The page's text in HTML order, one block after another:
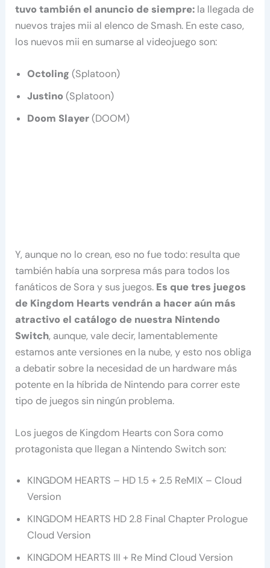
tuvo también el anuncio de siempre: la llegada de
nuevos trajes mii al elenco de Smash. En este caso,
los nuevos mii en sumarse al videojuego son:
Octoling(Splatoon)
Justino(Splatoon)
Doom Slayer(DOOM)
Y, aunque no lo crean, eso no fue todo: resulta que
también había una sorpresa más para todos los
fanáticos de Sora y sus juegos. Es que tres juegos
de Kingdom Hearts vendrán a hacer aún más
atractivo el catálogo de nuestra Nintendo
Switch, aunque, vale decir, lamentablemente
estamos ante versiones en la nube, y esto nos obliga
a debatir sobre la necesidad de un hardware más
potente en la híbrida de Nintendo para correr este
tipo de juegos sin ningún problema.
Los juegos de Kingdom Hearts con Sora como
protagonista que llegan a Nintendo Switch son:
KINGDOM HEARTS – HD 1.5 + 2.5 ReMIX – Cloud
Version
KINGDOM HEARTS HD 2.8 Final Chapter Prologue
Cloud Version
KINGDOM HEARTS III + Re Mind Cloud Version